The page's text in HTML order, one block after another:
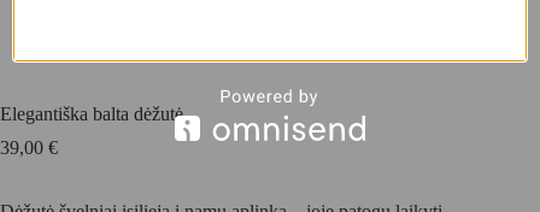
Elegantiška balta dėžutė
39,00 €